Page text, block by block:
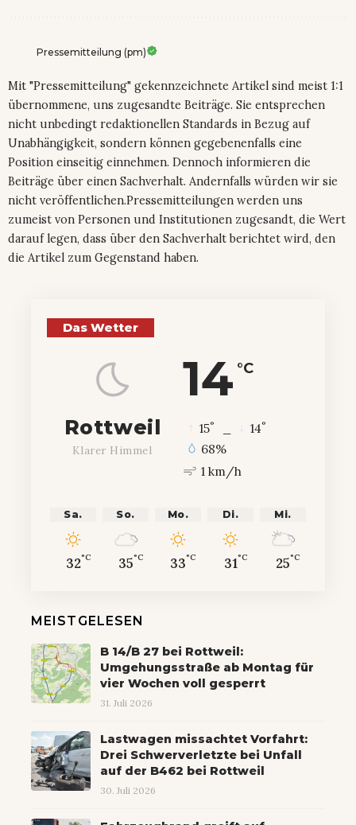
Pressemitteilung (pm)
Mit "Pressemitteilung" gekennzeichnete Artikel sind meist 1:1
übernommene, uns zugesandte Beiträge. Sie entsprechen
nicht unbedingt redaktionellen Standards in Bezug auf
Unabhängigkeit, sondern können gegebenenfalls eine
Position einseitig einnehmen. Dennoch informieren die
Beiträge über einen Sachverhalt. Andernfalls würden wir sie
nicht veröffentlichen.Pressemitteilungen werden uns
zumeist von Personen und Institutionen zugesandt, die Wert
darauf legen, dass über den Sachverhalt berichtet wird, den
die Artikel zum Gegenstand haben.
Das Wetter
14 °C
Rottweil
Klarer Himmel
15° 14°
68%
1 km/h
Sa.
32°C
So.
35°C
Mo.
33°C
Di.
31°C
Mi.
25°C
MEISTGELESEN
B 14/B 27 bei Rottweil:
Umgehungsstraße ab Montag für
vier Wochen voll gesperrt
31. Juli 2026
Lastwagen missachtet Vorfahrt:
Drei Schwerverletzte bei Unfall
auf der B462 bei Rottweil
30. Juli 2026